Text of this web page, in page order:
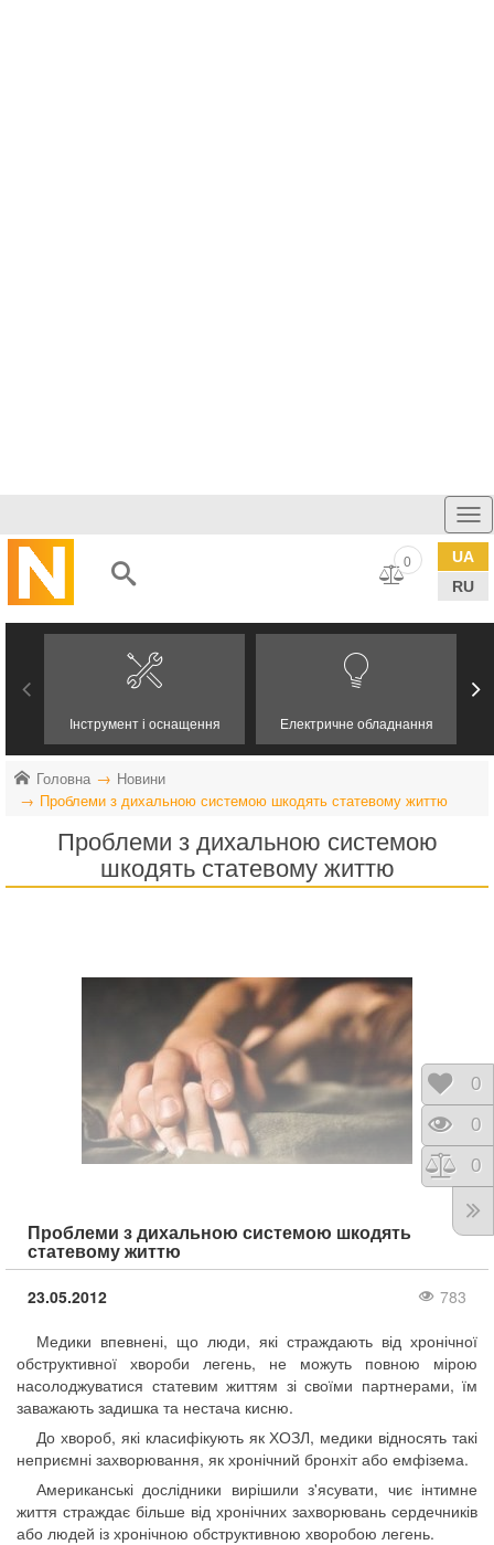
UA
RU
0
Інструмент і оснащення Електричне обладнання
Головна
Новини
Проблеми з дихальною системою шкодять статевому життю
Проблеми з дихальною системою
шкодять статевому життю
Проблеми з дихальною системою шкодять
статевому життю
23.05.2012
783
Медики впевнені, що люди, які страждають від хронічної
обструктивної хвороби легень, не можуть повною мірою
насолоджуватися статевим життям зі своїми партнерами, їм
заважають задишка та нестача кисню.
До хвороб, які класифікують як ХОЗЛ, медики відносять такі
неприємні захворювання, як хронічний бронхіт або емфізема.
Американські дослідники вирішили з'ясувати, чиє інтимне
життя страждає більше від хронічних захворювань сердечників
або людей із хронічною обструктивною хворобою легень.
0
0
0